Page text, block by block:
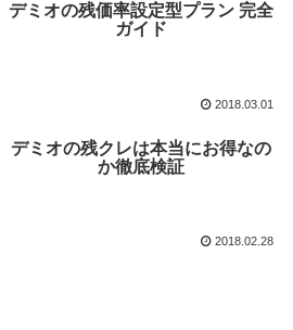
デミオの残価率設定型プラン 完全
ガイド
2018.03.01
デミオの残クレは本当にお得なの
か徹底検証
2018.02.28